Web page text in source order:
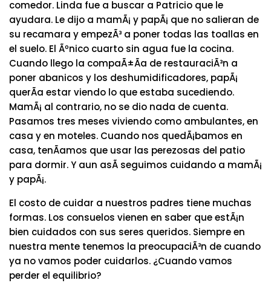
comedor. Linda fue a buscar a Patricio que le
ayudara. Le dijo a mamÃ¡ y papÃ¡ que no salieran de
su recamara y empezÃ³ a poner todas las toallas en
el suelo. El Ãºnico cuarto sin agua fue la cocina.
Cuando llego la compaÃ±Ã­a de restauraciÃ³n a
poner abanicos y los deshumidificadores, papÃ¡
querÃ­a estar viendo lo que estaba sucediendo.
MamÃ¡ al contrario, no se dio nada de cuenta.
Pasamos tres meses viviendo como ambulantes, en
casa y en moteles. Cuando nos quedÃ¡bamos en
casa, tenÃ­amos que usar las perezosas del patio
para dormir. Y aun asÃ­ seguimos cuidando a mamÃ¡
y papÃ¡.
El costo de cuidar a nuestros padres tiene muchas
formas. Los consuelos vienen en saber que estÃ¡n
bien cuidados con sus seres queridos. Siempre en
nuestra mente tenemos la preocupaciÃ³n de cuando
ya no vamos poder cuidarlos. ¿Cuando vamos
perder el equilibrio?